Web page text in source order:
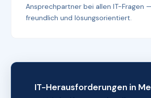
Ansprechpartner bei allen IT-Fragen
freundlich und lösungsorientiert.
IT-Herausforderungen in